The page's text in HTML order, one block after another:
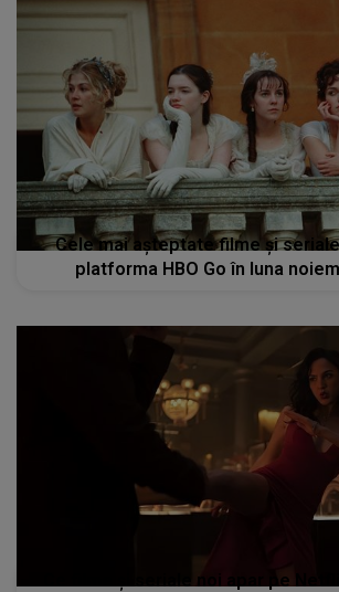
Cele mai așteptate filme și
platforma HBO Go în luna
Ce filme și seriale noi apar pe